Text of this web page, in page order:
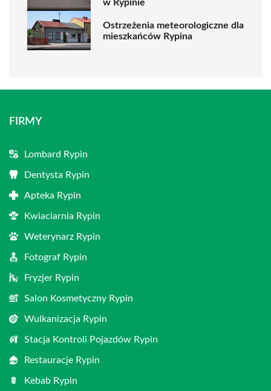
w Rypinie
Ostrzeżenia meteorologiczne dla
mieszkańców Rypina
FIRMY
Lombard Rypin
Dentysta Rypin
Apteka Rypin
Kwiaciarnia Rypin
Weterynarz Rypin
Fotograf Rypin
Fryzjer Rypin
Salon Kosmetyczny Rypin
Wulkanizacja Rypin
Stacja Kontroli Pojazdów Rypin
Restauracje Rypin
Kebab Rypin